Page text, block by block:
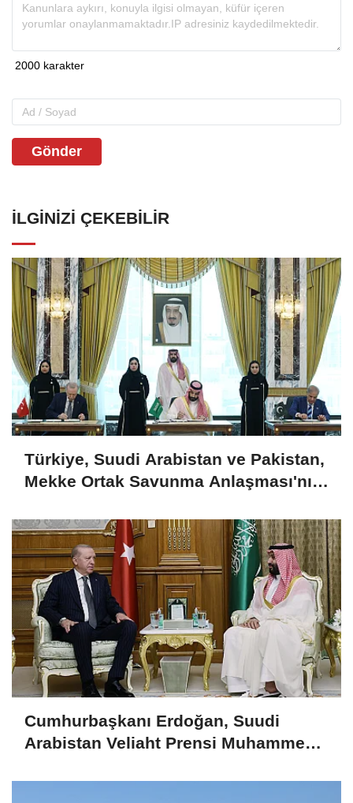
Gönder
İLGINIZI ÇEKEBILIR
Türkiye, Suudi Arabistan ve Pakistan,
Mekke Ortak Savunma Anlaşması'nı
Cumhurbaşkanı Erdoğan, Suudi
Arabistan Veliaht Prensi Muhammed